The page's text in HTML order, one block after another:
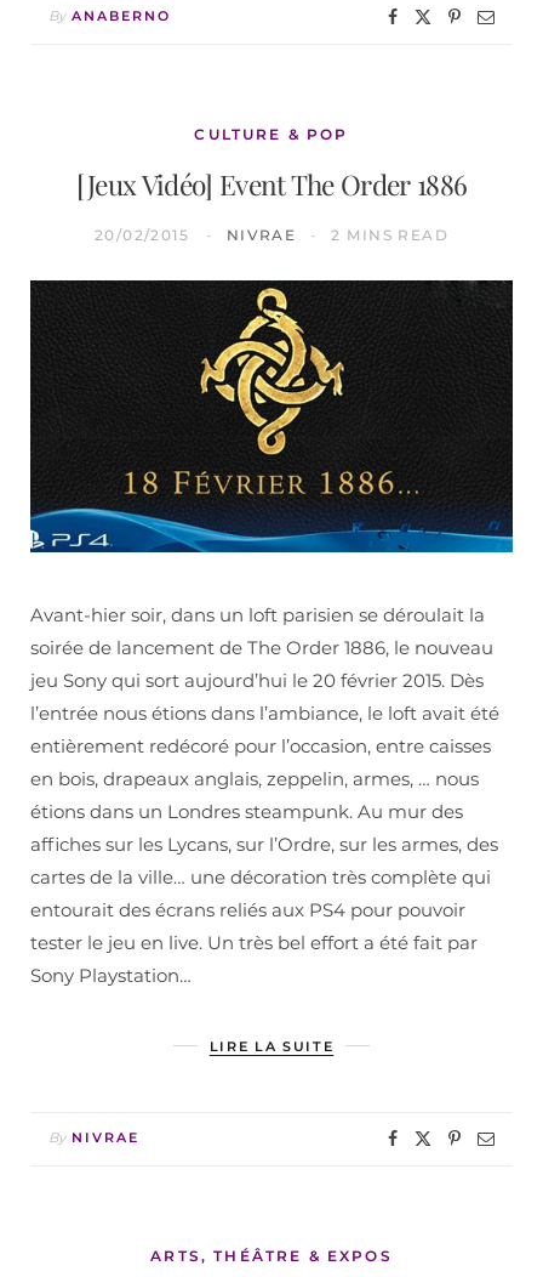
By ANABERNO
CULTURE & POP
[Jeux Vidéo] Event The Order 1886
20/02/2015 NIVRAE 2 MINS READ
Avant-hier soir, dans un loft parisien se déroulait la
soirée de lancement de The Order 1886, le nouveau
jeu Sony qui sort aujourd’hui le 20 février 2015. Dès
l’entrée nous étions dans l’ambiance, le loft avait été
entièrement redécoré pour l’occasion, entre caisses
en bois, drapeaux anglais, zeppelin, armes, … nous
étions dans un Londres steampunk. Au mur des
affiches sur les Lycans, sur l’Ordre, sur les armes, des
cartes de la ville… une décoration très complète qui
entourait des écrans reliés aux PS4 pour pouvoir
tester le jeu en live. Un très bel effort a été fait par
Sony Playstation…
LIRE LA SUITE
By NIVRAE
ARTS, THÉÂTRE & EXPOS